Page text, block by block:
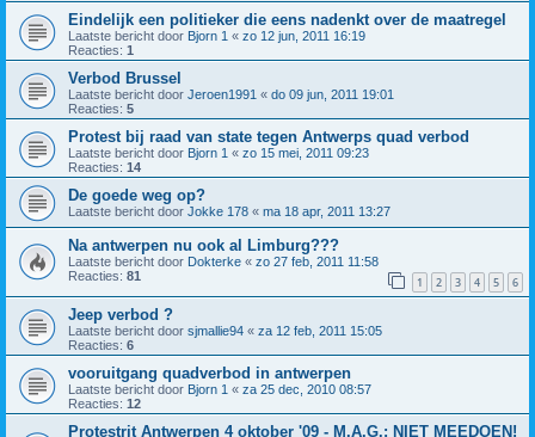
Eindelijk een politieker die eens nadenkt over de maatregel
Laatste bericht door Bjorn 1 « zo 12 jun, 2011 16:19
Reacties: 1
Verbod Brussel
Laatste bericht door Jeroen1991 « do 09 jun, 2011 19:01
Reacties: 5
Protest bij raad van state tegen Antwerps quad verbod
Laatste bericht door Bjorn 1 « zo 15 mei, 2011 09:23
Reacties: 14
De goede weg op?
Laatste bericht door Jokke 178 « ma 18 apr, 2011 13:27
Na antwerpen nu ook al Limburg???
Laatste bericht door Dokterke « zo 27 feb, 2011 11:58
Reacties: 81 1 2 3 4 5 6
Jeep verbod ?
Laatste bericht door sjmallie94 « za 12 feb, 2011 15:05
Reacties: 6
vooruitgang quadverbod in antwerpen
Laatste bericht door Bjorn 1 « za 25 dec, 2010 08:57
Reacties: 12
Protestrit Antwerpen 4 oktober '09 - M.A.G.: NIET MEEDOEN!